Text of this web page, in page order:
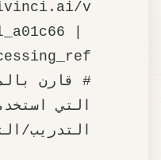
v
|
التدريب/